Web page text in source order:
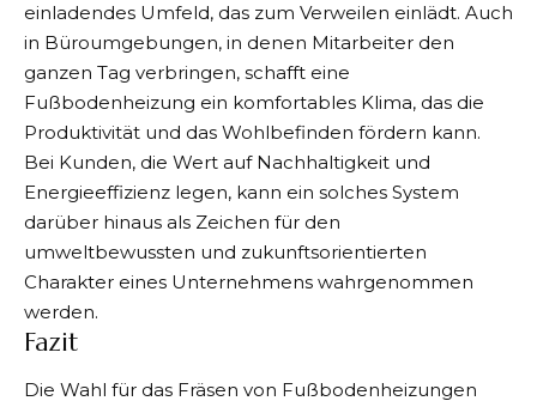
einladendes Umfeld, das zum Verweilen einlädt. Auch
in Büroumgebungen, in denen Mitarbeiter den
ganzen Tag verbringen, schafft eine
Fußbodenheizung ein komfortables Klima, das die
Produktivität und das Wohlbefinden fördern kann.
Bei Kunden, die Wert auf Nachhaltigkeit und
Energieeffizienz legen, kann ein solches System
darüber hinaus als Zeichen für den
umweltbewussten und zukunftsorientierten
Charakter eines Unternehmens wahrgenommen
werden.
Fazit
Die Wahl für das Fräsen von Fußbodenheizungen